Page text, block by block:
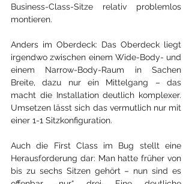
Business-Class-Sitze relativ problemlos
montieren.
Anders im Oberdeck: Das Oberdeck liegt
irgendwo zwischen einem Wide-Body- und
einem Narrow-Body-Raum in Sachen
Breite, dazu nur ein Mittel­gang – das
macht die Installation deutlich komplexer.
Umsetzen lässt sich das vermutlich nur mit
einer 1-1 Sitz­konfiguration.
Auch die First Class im Bug stellt eine
Herausforderung dar: Man hatte früher von
bis zu sechs Sitzen gehört – nun sind es